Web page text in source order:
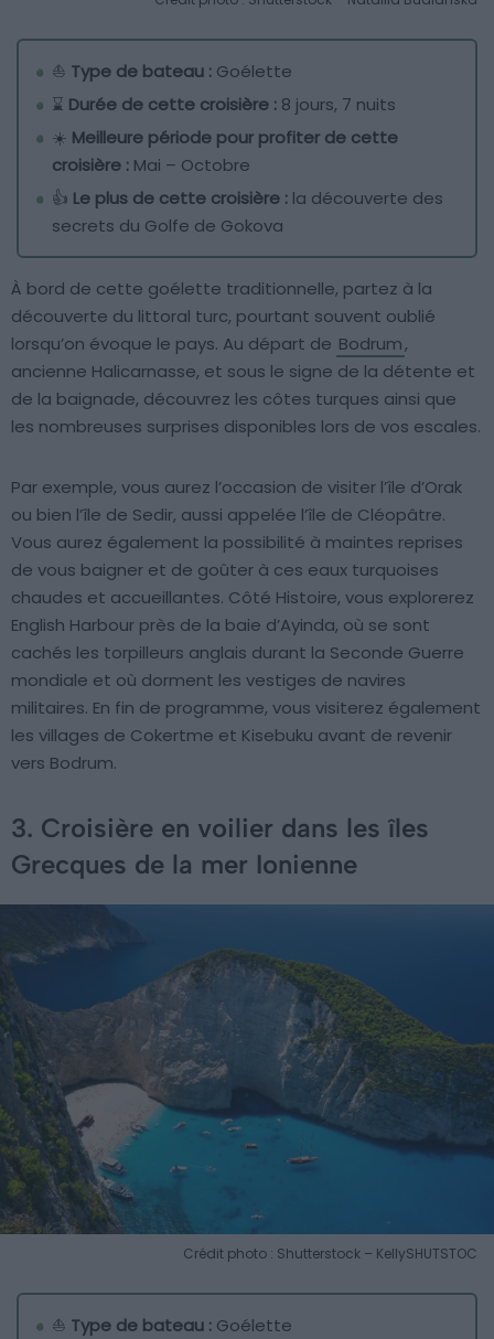
⛵ Type de bateau : Goélette
⌛ Durée de cette croisière : 8 jours, 7 nuits
☀️ Meilleure période pour profiter de cette
croisière : Mai – Octobre
👍 Le plus de cette croisière : la découverte des
secrets du Golfe de Gokova
À bord de cette goélette traditionnelle, partez à la
découverte du littoral turc, pourtant souvent oublié
lorsqu’on évoque le pays. Au départ de Bodrum,
ancienne Halicarnasse, et sous le signe de la détente et
de la baignade, découvrez les côtes turques ainsi que
les nombreuses surprises disponibles lors de vos escales.
Par exemple, vous aurez l’occasion de visiter l’île d’Orak
ou bien l’île de Sedir, aussi appelée l’île de Cléopâtre.
Vous aurez également la possibilité à maintes reprises
de vous baigner et de goûter à ces eaux turquoises
chaudes et accueillantes. Côté Histoire, vous explorerez
English Harbour près de la baie d’Ayinda, où se sont
cachés les torpilleurs anglais durant la Seconde Guerre
mondiale et où dorment les vestiges de navires
militaires. En fin de programme, vous visiterez également
les villages de Cokertme et Kisebuku avant de revenir
vers Bodrum.
3. Croisière en voilier dans les îles
Grecques de la mer Ionienne
Crédit photo : Shutterstock – KellySHUTSTOC
⛵ Type de bateau : Goélette